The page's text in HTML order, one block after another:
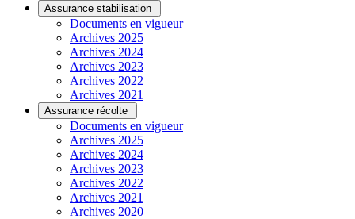
Assurance stabilisation
Documents en vigueur
Archives 2025
Archives 2024
Archives 2023
Archives 2022
Archives 2021
Assurance récolte
Documents en vigueur
Archives 2025
Archives 2024
Archives 2023
Archives 2022
Archives 2021
Archives 2020